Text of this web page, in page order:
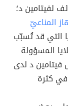
لفيتامين د؛
المناعيّ
التي قد تُسبّب
المسؤولة
د لدى
كثرة